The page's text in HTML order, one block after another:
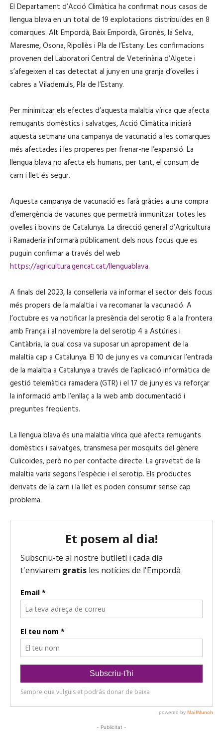
El Departament d’Acció Climàtica ha confirmat nous casos de
llengua blava en un total de 19 explotacions distribuïdes en 8
comarques: Alt Empordà, Baix Empordà, Gironès, la Selva,
Maresme, Osona, Ripollès i Pla de l’Estany. Les confirmacions
provenen del Laboratori Central de Veterinària d’Algete i
s’afegeixen al cas detectat al juny en una granja d’ovelles i
cabres a Vilademuls, Pla de l’Estany.
Per minimitzar els efectes d’aquesta malaltia vírica que afecta
remugants domèstics i salvatges, Acció Climàtica iniciarà
aquesta setmana una campanya de vacunació a les comarques
més afectades i les properes per frenar-ne l’expansió. La
llengua blava no afecta els humans, per tant, el consum de
carn i llet és segur.
Aquesta campanya de vacunació es farà gràcies a una compra
d’emergència de vacunes que permetrà immunitzar totes les
ovelles i bovins de Catalunya. La direcció general d’Agricultura
i Ramaderia informarà públicament dels nous focus que es
puguin confirmar a través del web
https://agricultura.gencat.cat/llenguablava.
A finals del 2023, la conselleria va informar el sector dels focus
més propers de la malaltia i va recomanar la vacunació. A
l’octubre es va notificar la presència del serotip 8 a la frontera
amb França i al novembre la del serotip 4 a Astúries i
Cantàbria, la qual cosa va suposar un apropament de la
malaltia cap a Catalunya. El 10 de juny es va comunicar l’entrada
de la malaltia a Catalunya a través de l’aplicació informàtica de
gestió telemàtica ramadera (GTR) i el 17 de juny es va reforçar
la informació amb l’enllaç a la web amb documentació i
preguntes freqüents.
La llengua blava és una malaltia vírica que afecta remugants
domèstics i salvatges, transmesa per mosquits del gènere
Culicoides, però no per contacte directe. La gravetat de la
malaltia varia segons l’espècie i el serotip. Els productes
derivats de la carn i la llet es poden consumir sense cap
problema.
- Publicitat -